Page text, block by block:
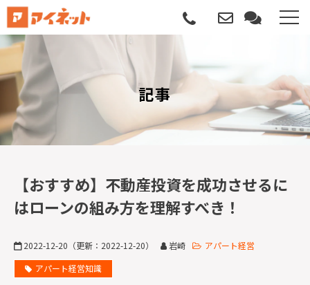
選ばれる理由
導入について
サポートについて
記事
資料請求
記事
【おすすめ】不動産投資を成功させるに
はローンの組み方を理解すべき！
2022-12-20 （更新： 2022-12-20） 岩崎
アパート経営
アパート経営知識